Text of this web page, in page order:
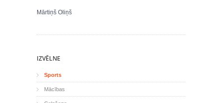
Mārtiņš Oliņš
IZVĒLNE
Sports
Mācības